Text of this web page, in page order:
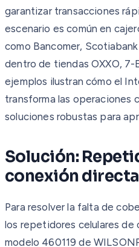
garantizar transacciones
escenario es común en
como Bancomer,
dentro de tiendas OXXO, 7-
ejemplos ilustran cómo el
transforma las operaciones
soluciones robustas para
Solución:
conexión
Para resolver la falta de
los repetidores celulares de
modelo 460119 de